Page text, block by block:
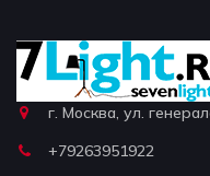
г. Москва, ул.
+79263951922